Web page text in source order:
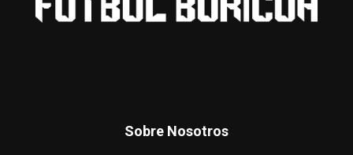
Sobre Nosotros